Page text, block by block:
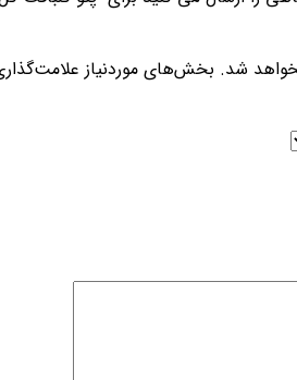
شد. بخش‌های موردنیاز